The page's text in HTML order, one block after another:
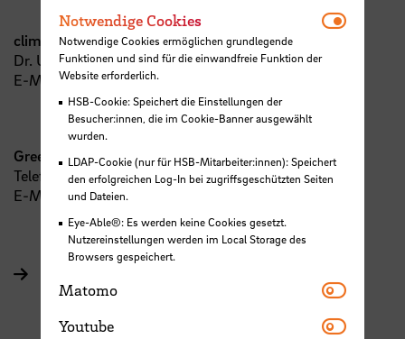
climactivity
Dr. Uli F Wischnath
E-Mail:u.wischnath@climactivity.de
Greenpeace Bremen
Telefon: +49 178-58 58 344
E-Mail:
info@bremen.greenpeace.de
Wandel – GLOKAL der HSB
Notwendige Cookies
Notwendige Cookies ermöglichen grundlegende
Funktionen und sind für die einwandfreie Funktion der
Website erforderlich.
HSB-Cookie: Speichert die Einstellungen der
Besucher:innen, die im Cookie-Banner ausgewählt
wurden.
LDAP-Cookie (nur für HSB-Mitarbeiter:innen): Speichert
den erfolgreichen Log-In bei zugriffsgeschützten Seiten
und Dateien.
Eye-Able®: Es werden keine Cookies gesetzt.
Nutzereinstellungen werden im Local Storage des
Browsers gespeichert.
Matomo Matomo
Youtube Youtube